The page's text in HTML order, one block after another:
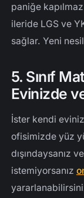
paniğe
ileride LGS ve
sağlar. Yeni
5. Sınıf
Evinizde
İster kendi
ofisimizde yüz
dışındaysanız
istemiyorsanız